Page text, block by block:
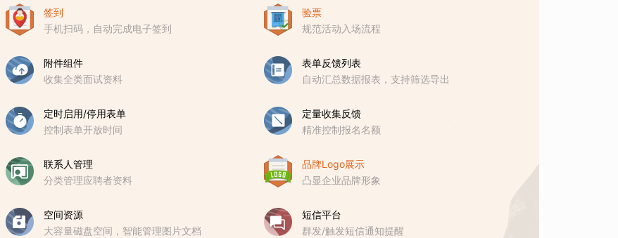
签到
手机扫码，自动完成电子签到
验票
规范活动入场流程
附件组件
收集全类面试资料
表单反馈列表
自动汇总数据报表，支持筛选导出
定时启用/停用表单
控制表单开放时间
定量收集反馈
精准控制报名名额
联系人管理
分类管理应聘者资料
品牌Logo展示
凸显企业品牌形象
空间资源
大容量磁盘空间，智能管理图片文档
短信平台
群发/触发短信通知提醒